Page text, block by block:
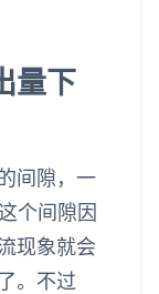
量下
间隙，一
个间隙因
现象就会
。不过